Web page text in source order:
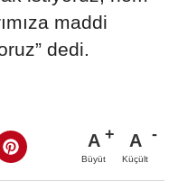
maddi
dedi.
A
Büyüt
A
Küçült